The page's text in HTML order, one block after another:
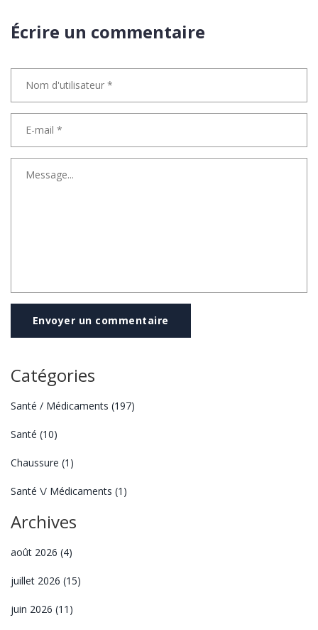
Écrire un commentaire
Envoyer un commentaire
Catégories
Santé / Médicaments (197)
Santé (10)
Chaussure (1)
Santé \/ Médicaments (1)
Archives
août 2026 (4)
juillet 2026 (15)
juin 2026 (11)